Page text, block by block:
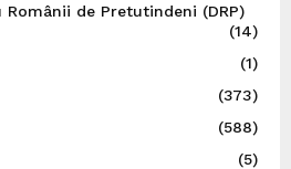
de Pretutindeni (DRP)
(14)
(1)
(373)
(588)
(5)